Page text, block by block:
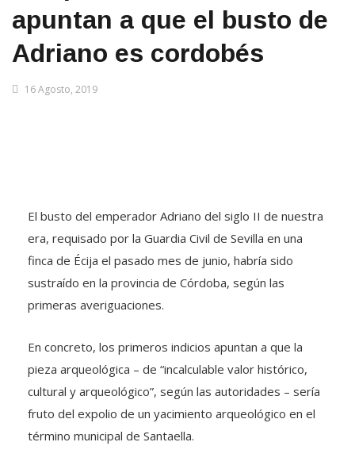
apuntan a que el busto de
Adriano es cordobés
16 Agosto, 2019
El busto del emperador Adriano del siglo II de nuestra
era, requisado por la Guardia Civil de Sevilla en una
finca de Écija el pasado mes de junio, habría sido
sustraído en la provincia de Córdoba, según las
primeras averiguaciones.
En concreto, los primeros indicios apuntan a que la
pieza arqueológica – de “incalculable valor histórico,
cultural y arqueológico”, según las autoridades – sería
fruto del expolio de un yacimiento arqueológico en el
término municipal de Santaella.